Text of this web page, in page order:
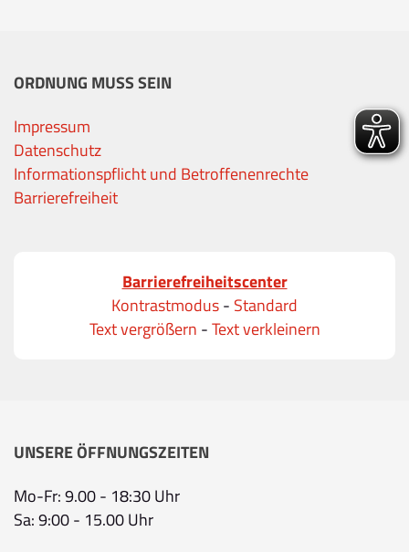
ORDNUNG MUSS SEIN
Impressum
Datenschutz
Informationspflicht und Betroffenenrechte
Barrierefreiheit
Barrierefreiheitscenter
Kontrastmodus- Standard
Text vergrößern -Text verkleinern
UNSERE ÖFFNUNGSZEITEN
Mo-Fr: 9.00 - 18:30 Uhr
Sa: 9:00 - 15.00 Uhr